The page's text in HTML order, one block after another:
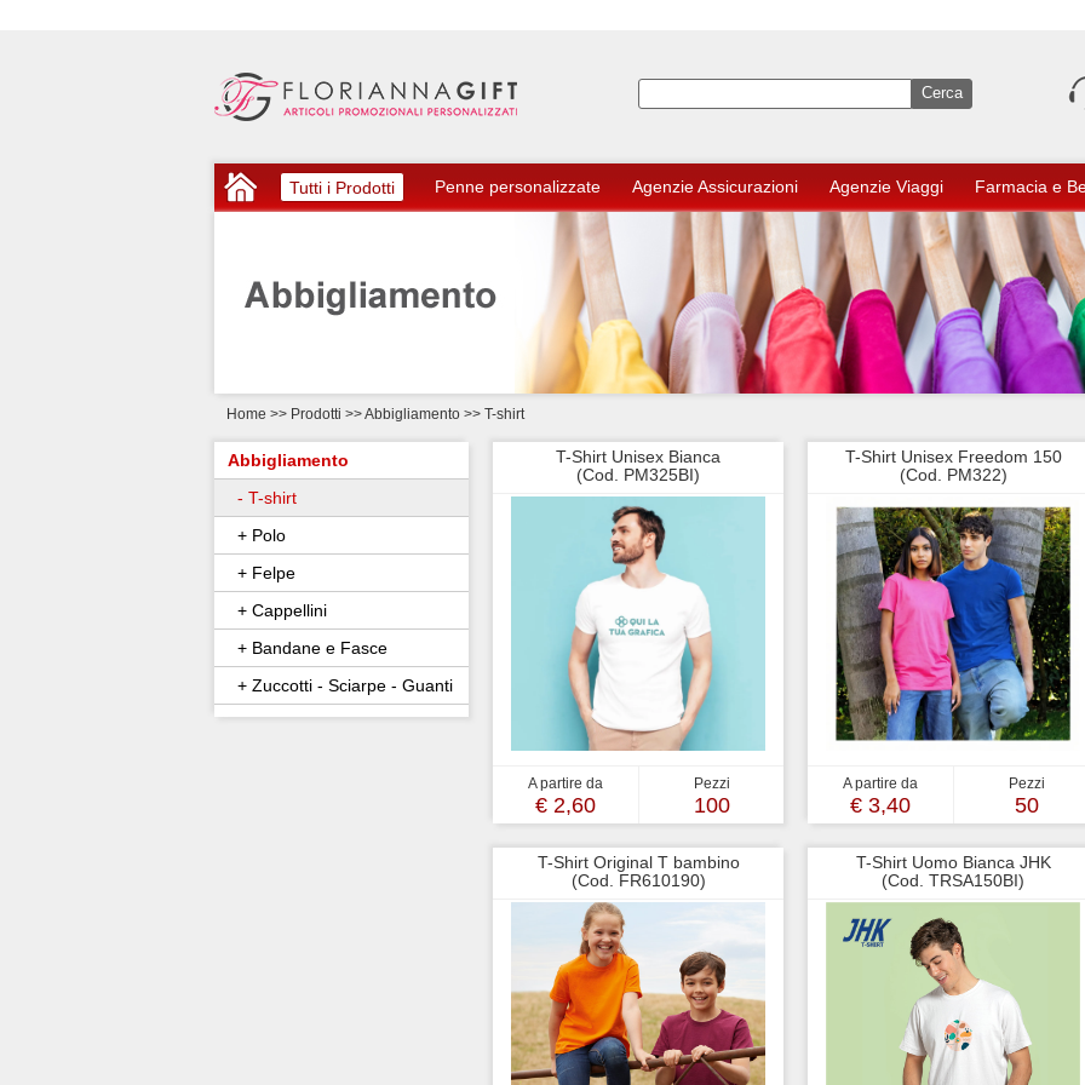
Tutti i Prodotti Penne personalizzate Agenzie Assicurazioni Agenzie Viaggi Farmacia e
Home >> Prodotti >> Abbigliamento >> T-shirt
Abbigliamento
- T-shirt
+ Polo
+ Felpe
+ Cappellini
+ Bandane e Fasce
+ Zuccotti - Sciarpe - Guanti
T-Shirt Unisex Bianca
(Cod. PM325BI)
A partire da
€ 2,60
Pezzi
100
T-Shirt Unisex Freedom 150
(Cod. PM322)
A partire da
€ 3,40
Pezzi
50
T-Shirt Original T bambino
(Cod. FR610190)
T-Shirt Uomo Bianca JHK
(Cod. TRSA150BI)